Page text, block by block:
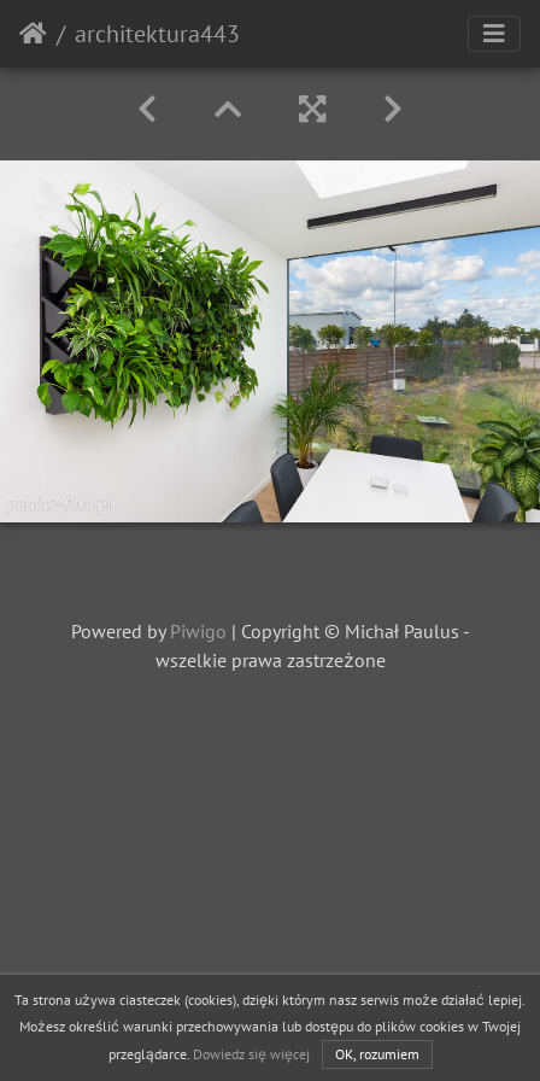
architektura443
Powered by Piwigo | Copyright © Michał Paulus -
wszelkie prawa zastrzeżone
Ta strona używa ciasteczek (cookies), dzięki którym nasz serwis może działać lepiej.
Możesz określić warunki przechowywania lub dostępu do plików cookies w Twojej
przeglądarce. Dowiedz się więcej OK, rozumiem